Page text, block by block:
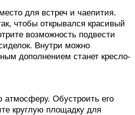
для встреч и чаепития.
чтобы открывался красивый
возможность подвести
Внутри можно
дополнением станет кресло-
атмосферу. Обустроить его
круглую площадку для